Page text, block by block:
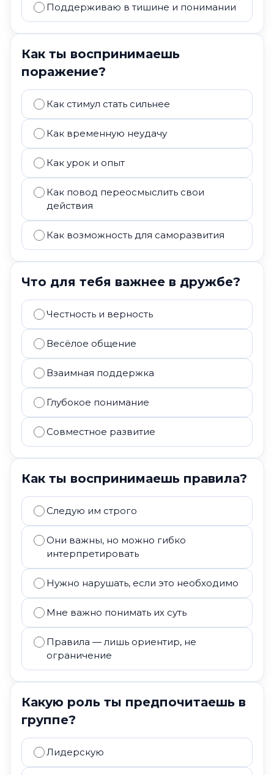
Поддерживаю в тишине и понимании
Как ты воспринимаешь
поражение?
Как стимул стать сильнее
Как временную неудачу
Как урок и опыт
Как повод переосмыслить свои
действия
Как возможность для саморазвития
Что для тебя важнее в дружбе?
Честность и верность
Весёлое общение
Взаимная поддержка
Глубокое понимание
Совместное развитие
Как ты воспринимаешь правила?
Следую им строго
Они важны, но можно гибко
интерпретировать
Нужно нарушать, если это необходимо
Мне важно понимать их суть
Правила — лишь ориентир, не
ограничение
Какую роль ты предпочитаешь в
группе?
Лидерскую